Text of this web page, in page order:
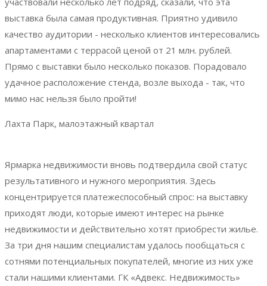
выставка была самая продуктивная. Приятно удивило
качество аудитории - несколько клиентов интересовались
апартаментами с террасой ценой от 21 млн. рублей.
Прямо с выставки было несколько показов. Порадовало
удачное расположение стенда, возле выхода - так, что
мимо нас нельзя было пройти!
Лахта Парк, малоэтажный квартал
Ярмарка недвижимости вновь подтвердила свой статус
результативного и нужного мероприятия. Здесь
концентрируется платежеспособный спрос: на выставку
приходят люди, которые имеют интерес на рынке
недвижимости и действительно хотят приобрести жилье.
За три дня нашим специалистам удалось пообщаться с
сотнями потенциальных покупателей, многие из них уже
стали нашими клиентами. ГК «Адвекс. Недвижимость»